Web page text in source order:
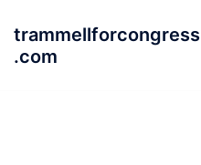
content
trammellforcongress
.com